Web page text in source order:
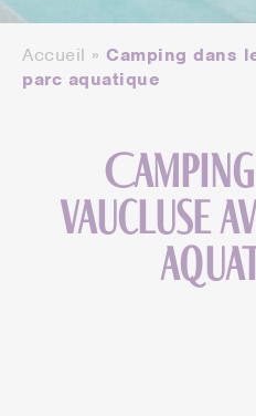
Accueil » Camping dans
parc aquatique
Vaucluse